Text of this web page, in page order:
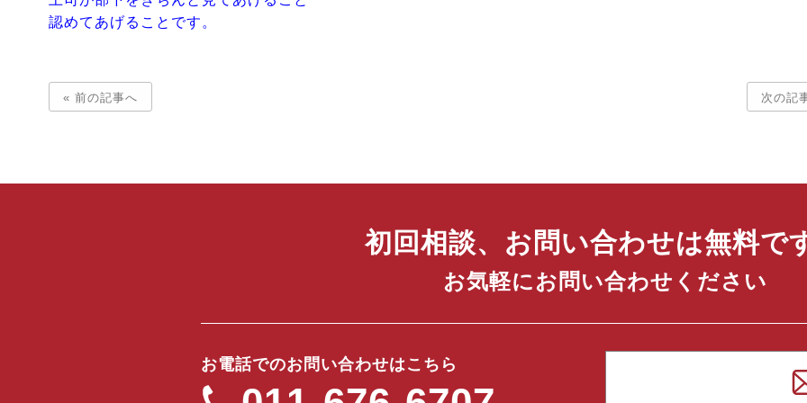
認めてあげることです。
« 前の記事へ 次の記
初回相談、お問い合わせは無料で
お気軽にお問い合わせください
お電話でのお問い合わせはこちら